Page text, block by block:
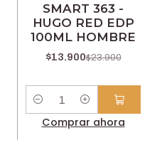
SMART 363 -
HUGO RED EDP
100ML HOMBRE
$13.900$23.900
Comprar ahora